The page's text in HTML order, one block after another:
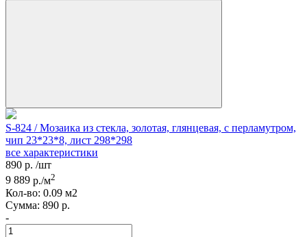
S-824 / Мозаика из стекла, золотая, глянцевая, с перламутром,
чип 23*23*8, лист 298*298
все характеристики
890 р. /шт
9 889 р./м2
Кол-вo: 0.09 м2
Сумма: 890 р.
-